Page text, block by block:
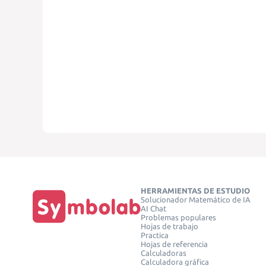
HERRAMIENTAS DE ESTUDIO
Solucionador Matemático de IA
AI Chat
Problemas populares
Hojas de trabajo
Practica
Hojas de referencia
Calculadoras
Calculadora gráfica